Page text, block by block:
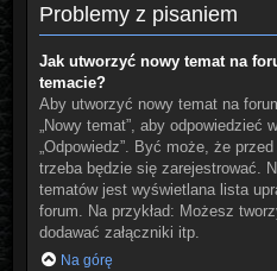
Problemy z pisaniem
Jak utworzyć nowy temat na
temacie?
Aby utworzyć nowy temat na
„Nowy temat”, aby
„Odpowiedz”. Być może, że
trzeba będzie się zarejestrować.
tematów jest wyświetlana lista
forum. Na przykład: Możesz
dodawać załączniki itp.
Na górę